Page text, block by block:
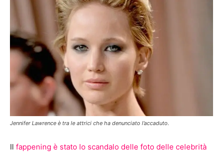
Jennifer Lawrence è tra le attrici che ha denunciato l’accaduto.
Il fappening è stato lo scandalo delle foto delle celebrità